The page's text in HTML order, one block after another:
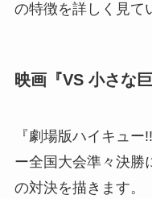
の特徴を詳しく見て
映画『VS 小さな巨
『劇場版ハイキュ
ー全国大会準々決勝
の対決を描きます。